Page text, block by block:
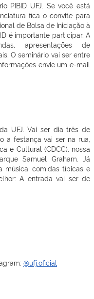
PIBID UFJ. Se você está
fica o convite para
de Bolsa de Iniciação à
é importante participar. A
apresentações de
O seminário vai ser entre
envie um e-mail
UFJ. Vai ser dia três de
a festança vai ser na rua,
e Cultural (CDCC), nossa
Samuel Graham. Já
música, comidas típicas e
A entrada vai ser de
@ufj.oficial